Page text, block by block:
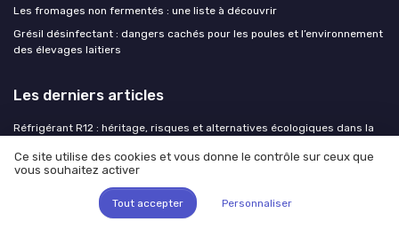
Les fromages non fermentés : une liste à découvrir
Grésil désinfectant : dangers cachés pour les poules et l’environnement
des élevages laitiers
Les derniers articles
Réfrigérant R12 : héritage, risques et alternatives écologiques dans la
V4 pipeline en cours : comment construire une carrière durable dans
Consolidation laitière européenne : la France face aux méga-
coopératives nordiques
Ce site utilise des cookies et vous donne le contrôle sur ceux que
vous souhaitez activer
Tout accepter Personnaliser